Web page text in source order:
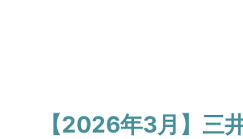
【2026年3月】三